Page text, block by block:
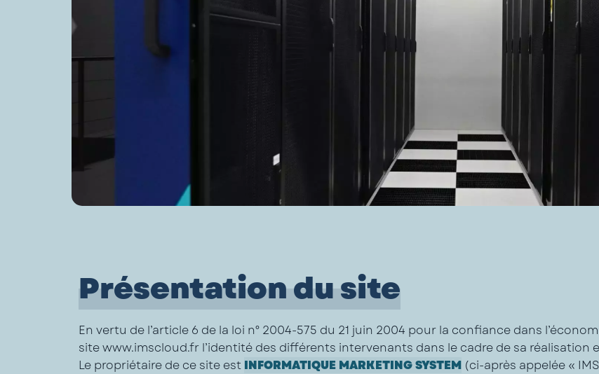
Présentation du site
En vertu de l’article 6 de la loi n° 2004-575 du 21 juin 2004 pour la confiance dans
site www.imscloud.fr l’identité des différents intervenants dans le cadre de sa réalisation
Le propriétaire de ce site est INFORMATIQUE MARKETING SYSTEM (ci-après appelée «